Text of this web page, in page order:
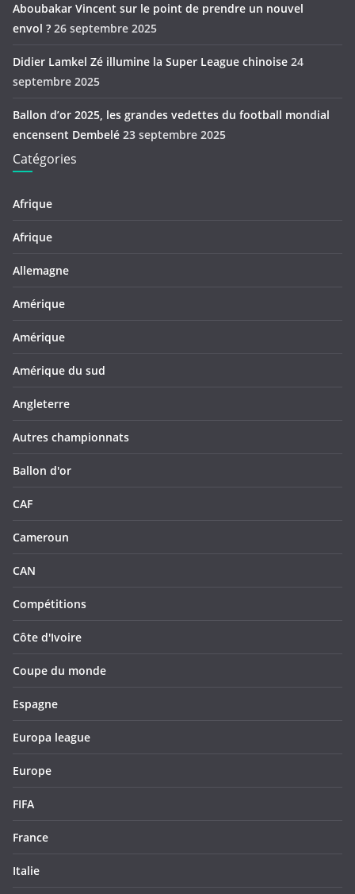
Aboubakar Vincent sur le point de prendre un nouvel
envol ? 26 septembre 2025
Didier Lamkel Zé illumine la Super League chinoise 24
septembre 2025
Ballon d’or 2025, les grandes vedettes du football mondial
encensent Dembelé 23 septembre 2025
Catégories
Afrique
Afrique
Allemagne
Amérique
Amérique
Amérique du sud
Angleterre
Autres championnats
Ballon d'or
CAF
Cameroun
CAN
Compétitions
Côte d'Ivoire
Coupe du monde
Espagne
Europa league
Europe
FIFA
France
Italie